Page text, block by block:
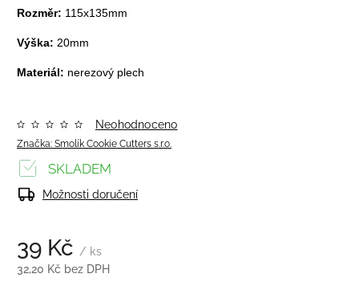
Rozměr: 115x135mm
Výška: 20mm
Materiál: nerezový plech
Značka: Smolík Cookie Cutters s.r.o.
Neohodnoceno
39 Kč / ks
32,20 Kč bez DPH
SKLADEM
Možnosti doručení